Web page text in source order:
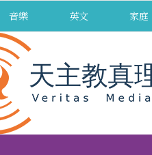
音樂 英文 家庭